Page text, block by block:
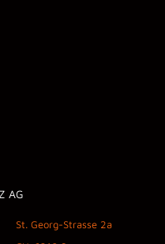
AG
St. Georg-Strasse 2a